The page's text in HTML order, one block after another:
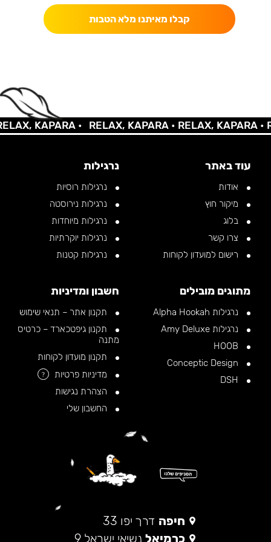
קבלו מאיתנו מלא הטבות
KAPARA • RELAX, KAPARA •RELAX, KAPARA •
עוד באתר
אודות
מיקור חוץ
בלוג
צרו קשר
רישום למועדון לקוחות
נרגילות
נרגילות רוסיות
נרגילות נירוסטה
נרגילות מיוחדות
נרגילות יוקרתיות
נרגילות קטנות
מתוגים מובילים
נרגילות Alpha Hookah
נרגילות Amy Deluxe
חשבון ומדיניות
תקנון אתר – תנאי שימוש
תקנון גיפטכארד – כרטיס
מתנה
תקנון מועדון לקוחות
מדיניות פרטיות
?
הצהרת נגישות
החשבון שלי
חיפה דרך יפו 33
כרמיאל נשיאי ישראל 9